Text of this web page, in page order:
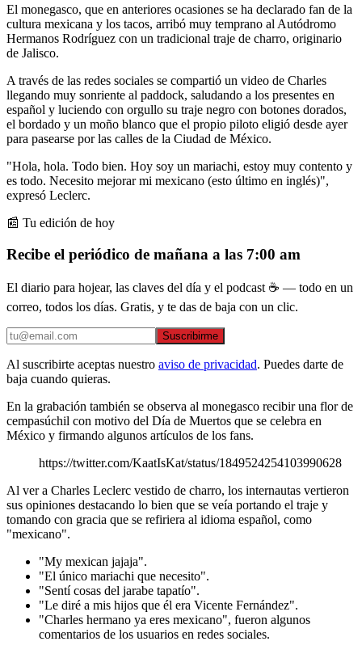
El monegasco, que en anteriores ocasiones se ha declarado fan de la
cultura mexicana y los tacos, arribó muy temprano al Autódromo
Hermanos Rodríguez con un tradicional traje de charro, originario
de Jalisco.
A través de las redes sociales se compartió un video de Charles
llegando muy sonriente al paddock, saludando a los presentes en
español y luciendo con orgullo su traje negro con botones dorados,
el bordado y un moño blanco que el propio piloto eligió desde ayer
para pasearse por las calles de la Ciudad de México.
"Hola, hola. Todo bien. Hoy soy un mariachi, estoy muy contento y
es todo. Necesito mejorar mi mexicano (esto último en inglés)",
expresó Leclerc.
📰 Tu edición de hoy
Recibe el periódico de mañana a las 7:00 am
El diario para hojear, las claves del día y el podcast ☕ — todo en un
correo, todos los días. Gratis, y te das de baja con un clic.
Suscribirme
Al suscribirte aceptas nuestro aviso de privacidad. Puedes darte de
baja cuando quieras.
En la grabación también se observa al monegasco recibir una flor de
cempasúchil con motivo del Día de Muertos que se celebra en
México y firmando algunos artículos de los fans.
https://twitter.com/KaatIsKat/status/1849524254103990628
Al ver a Charles Leclerc vestido de charro, los internautas vertieron
sus opiniones destacando lo bien que se veía portando el traje y
tomando con gracia que se refiriera al idioma español, como
"mexicano".
"My mexican jajaja".
"El único mariachi que necesito".
"Sentí cosas del jarabe tapatío".
"Le diré a mis hijos que él era Vicente Fernández".
"Charles hermano ya eres mexicano", fueron algunos
comentarios de los usuarios en redes sociales.